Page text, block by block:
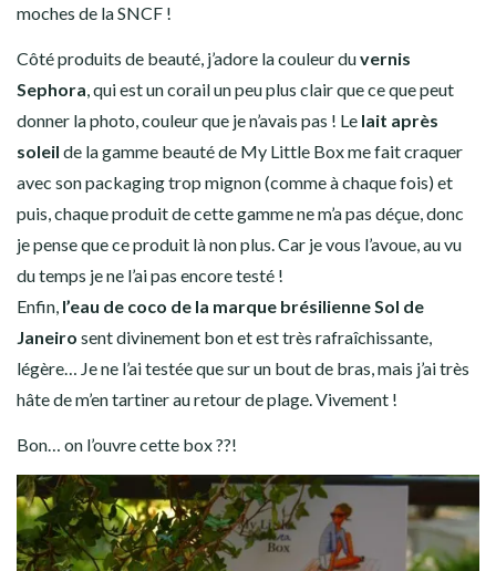
moches de la SNCF !
Côté produits de beauté, j’adore la couleur duvernis
Sephora , qui est un corail un peu plus clair que ce que peut
donner la photo, couleur que je n’avais pas ! Le lait après
soleil de la gamme beauté de My Little Box me fait craquer
avec son packaging trop mignon (comme à chaque fois) et
puis, chaque produit de cette gamme ne m’a pas déçue, donc
je pense que ce produit là non plus. Car je vous l’avoue, au vu
du temps je ne l’ai pas encore testé !
Enfin, l’eau de coco de la marque brésilienne Sol de
Janeiro sent divinement bon et est très rafraîchissante,
légère… Je ne l’ai testée que sur un bout de bras, mais j’ai très
hâte de m’en tartiner au retour de plage. Vivement !
Bon… on l’ouvre cette box ??!